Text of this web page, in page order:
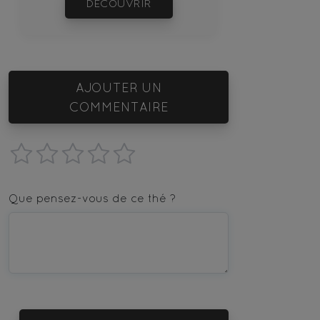
DÉCOUVRIR
AJOUTER UN
COMMENTAIRE
star
—
—
stars
Que pensez-vous de ce thé ?